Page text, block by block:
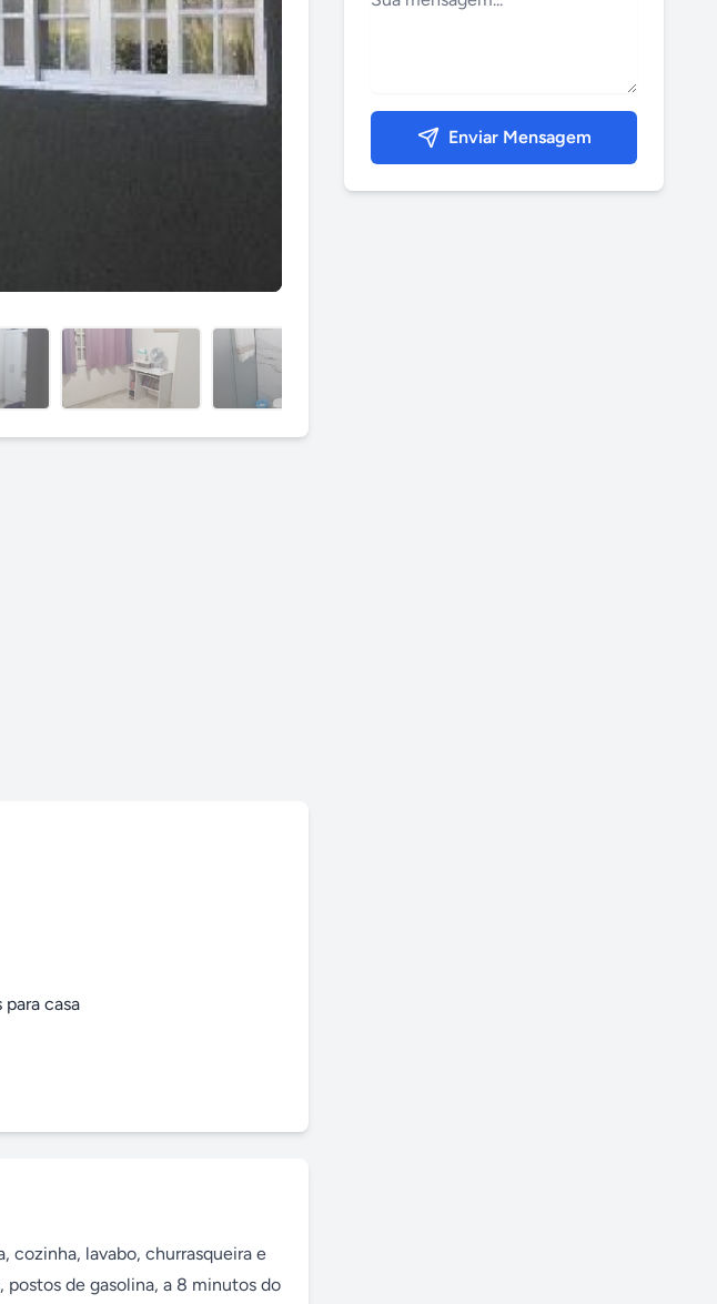
casa
cozinha, lavabo, churrasqueira e
postos de gasolina, a 8 minutos do
Enviar Mensagem